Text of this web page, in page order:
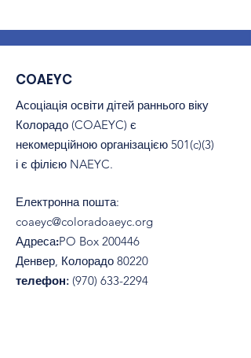
COAEYC
Асоціація освіти дітей раннього віку
Колорадо (COAEYC) є
некомерційною організацією 501(c)(3)
і є філією NAEYC.
Електронна пошта:
coaeyc@coloradoaeyc.org
Адреса:​PO Box 200446
Денвер, Колорадо 80220
телефон: (970) 633-2294